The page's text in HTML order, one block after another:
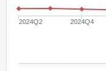
2024Q2 2024Q4